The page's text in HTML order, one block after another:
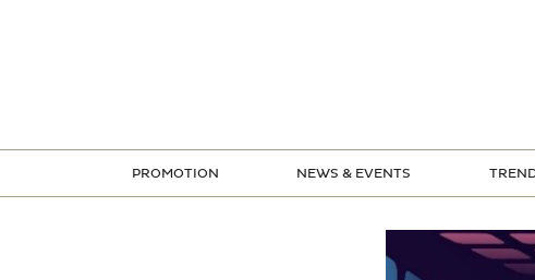
PROMOTION NEWS & EVENTS